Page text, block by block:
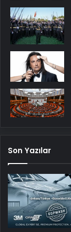
Son Yazılar